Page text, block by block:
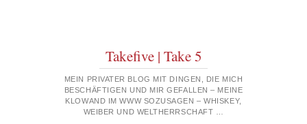
Takefive | Take 5
MEIN PRIVATER BLOG MIT DINGEN, DIE MICH
BESCHÄFTIGEN UND MIR GEFALLEN – MEINE
KLOWAND IM WWW SOZUSAGEN – WHISKEY,
WEIBER UND WELTHERRSCHAFT …